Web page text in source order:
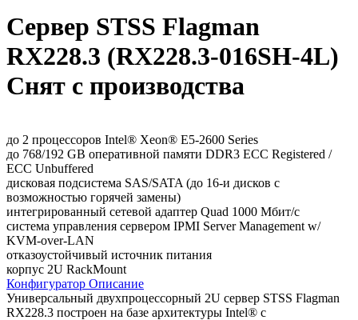
Сервер STSS Flagman
RX228.3 (RX228.3-016SH-4L)
Снят с производства
до 2 процессоров Intel® Xeon® E5-2600 Series
до 768/192 GB оперативной памяти DDR3 ECC Registered /
ECC Unbuffered
дисковая подсистема SAS/SATA (до 16-и дисков с
возможностью горячей замены)
интегрированный сетевой адаптер Quad 1000 Мбит/с
система управления сервером IPMI Server Management w/
KVM-over-LAN
отказоустойчивый источник питания
корпус 2U RackMount
Конфигуратор Описание
Универсальный двухпроцессорный 2U сервер STSS Flagman
RX228.3 построен на базе архитектуры Intel® с